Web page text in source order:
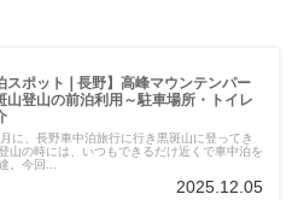
スポット❘長野】高峰マウンテンパー
山登山の前泊利用～駐車場所・トイレ
に、長野車中泊旅行に行き黒斑山に登ってき
山の時には、いつもできるだけ近くで車中泊を
。今回...
2025.12.05